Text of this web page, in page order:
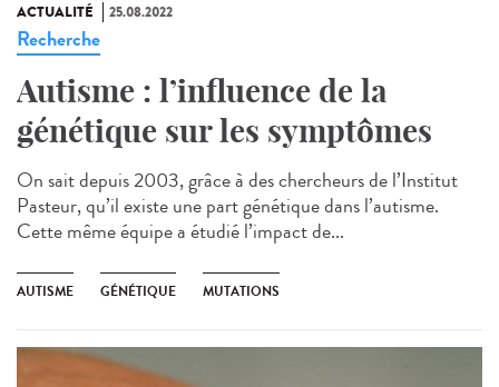
ACTUALITÉ 25.08.2022
Recherche
Autisme : l’influence de la
génétique sur les symptômes
On sait depuis 2003, grâce à des chercheurs de l’Institut
Pasteur, qu’il existe une part génétique dans l’autisme.
Cette même équipe a étudié l’impact de...
AUTISME GÉNÉTIQUE MUTATIONS